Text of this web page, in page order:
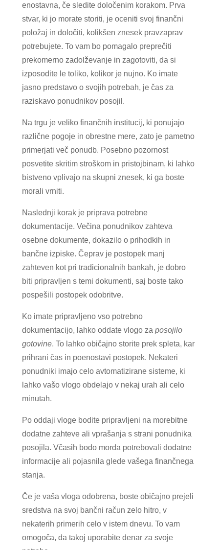
enostavna, če sledite določenim korakom. Prva
stvar, ki jo morate storiti, je oceniti svoj finančni
položaj in določiti, kolikšen znesek pravzaprav
potrebujete. To vam bo pomagalo preprečiti
prekomerno zadolževanje in zagotoviti, da si
izposodite le toliko, kolikor je nujno. Ko imate
jasno predstavo o svojih potrebah, je čas za
raziskavo ponudnikov posojil.
Na trgu je veliko finančnih institucij, ki ponujajo
različne pogoje in obrestne mere, zato je pametno
primerjati več ponudb. Posebno pozornost
posvetite skritim stroškom in pristojbinam, ki lahko
bistveno vplivajo na skupni znesek, ki ga boste
morali vrniti.
Naslednji korak je priprava potrebne
dokumentacije. Večina ponudnikov zahteva
osebne dokumente, dokazilo o prihodkih in
bančne izpiske. Čeprav je postopek manj
zahteven kot pri tradicionalnih bankah, je dobro
biti pripravljen s temi dokumenti, saj boste tako
pospešili postopek odobritve.
Ko imate pripravljeno vso potrebno
dokumentacijo, lahko oddate vlogo za posojilo
gotovine. To lahko običajno storite prek spleta, kar
prihrani čas in poenostavi postopek. Nekateri
ponudniki imajo celo avtomatizirane sisteme, ki
lahko vašo vlogo obdelajo v nekaj urah ali celo
minutah.
Po oddaji vloge bodite pripravljeni na morebitne
dodatne zahteve ali vprašanja s strani ponudnika
posojila. Včasih bodo morda potrebovali dodatne
informacije ali pojasnila glede vašega finančnega
stanja.
Če je vaša vloga odobrena, boste običajno prejeli
sredstva na svoj bančni račun zelo hitro, v
nekaterih primerih celo v istem dnevu. To vam
omogoča, da takoj uporabite denar za svoje